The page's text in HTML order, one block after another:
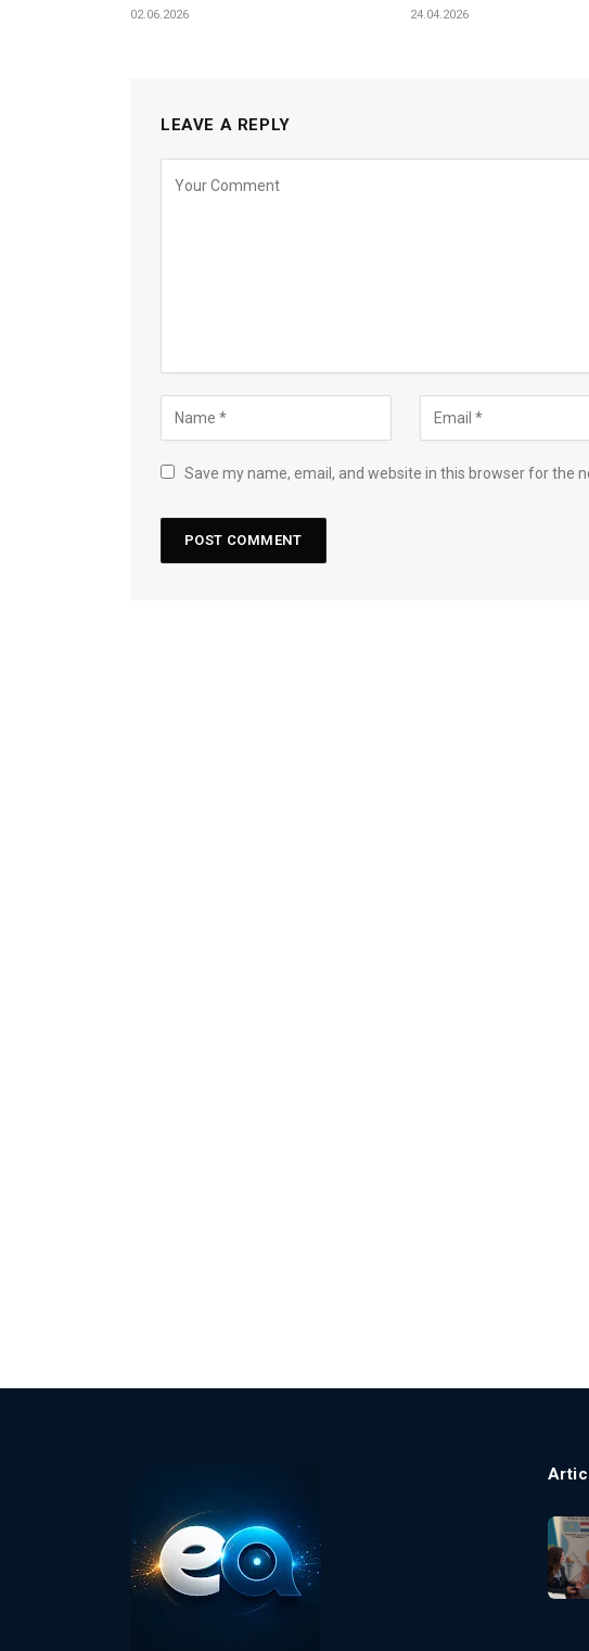
02.06.2026 24.04.2026
LEAVE A REPLY
Save my name, email, and website in this browser for the